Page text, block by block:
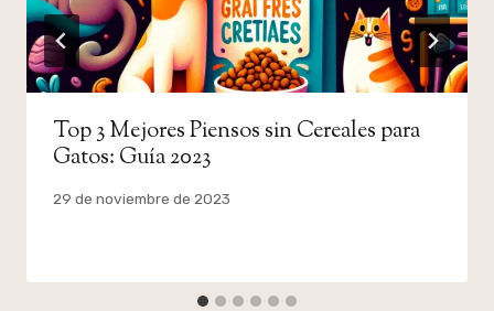
Top 3 Mejores Piensos sin Cereales para
Gatos: Guía 2023
Por
29 de noviembre de 2023